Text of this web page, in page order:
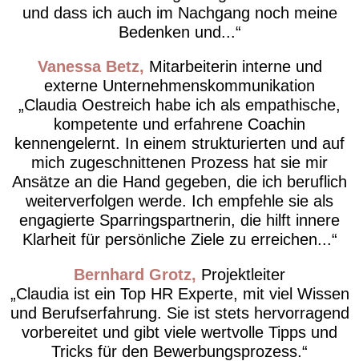
und dass ich auch im Nachgang noch meine
Bedenken und...
Vanessa Betz
Mitarbeiterin interne und
externe Unternehmenskommunikation
Claudia Oestreich habe ich als empathische,
kompetente und erfahrene Coachin
kennengelernt. In einem strukturierten und auf
mich zugeschnittenen Prozess hat sie mir
Ansätze an die Hand gegeben, die ich beruflich
weiterverfolgen werde. Ich empfehle sie als
engagierte Sparringspartnerin, die hilft innere
Klarheit für persönliche Ziele zu erreichen...
Bernhard Grotz Projektleiter
Claudia ist ein Top HR Experte, mit viel Wissen
und Berufserfahrung. Sie ist stets hervorragend
vorbereitet und gibt viele wertvolle Tipps und
Tricks für den Bewerbungsprozess.